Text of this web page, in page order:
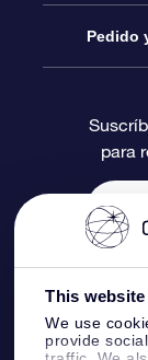
This
We use
provide
Blog
Reseñas
Paquete
Tarjeta
Regalos
Página
Un
Pedido
para